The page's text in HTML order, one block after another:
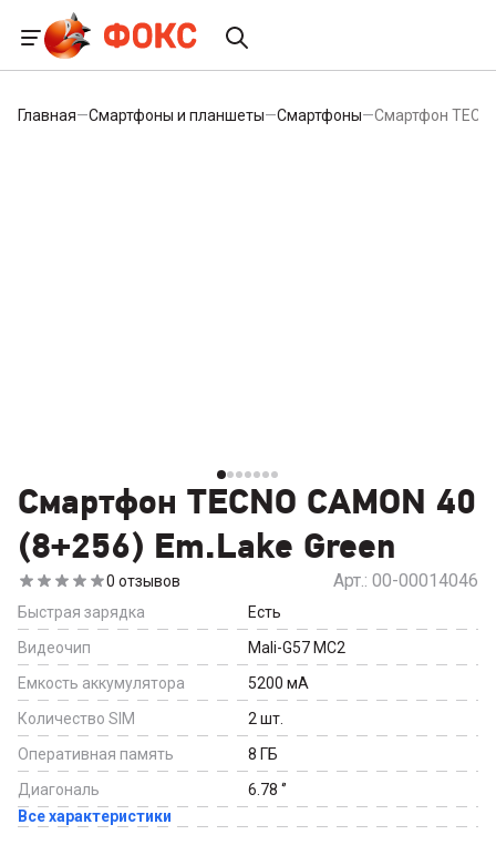
Главная—Смартфоны и планшеты—Смартфоны—Смартфон
Смартфон TECNO CAMON 40
(8+256) Em.Lake Green
0 отзывов Арт.: 00-00014046
Быстрая зарядка
Есть
Видеочип
Mali-G57 MC2
Емкость аккумулятора
5200 мА
Количество SIM
2 шт.
Оперативная память
8 ГБ
Диагональ
6.78 ‘’
Все характеристики